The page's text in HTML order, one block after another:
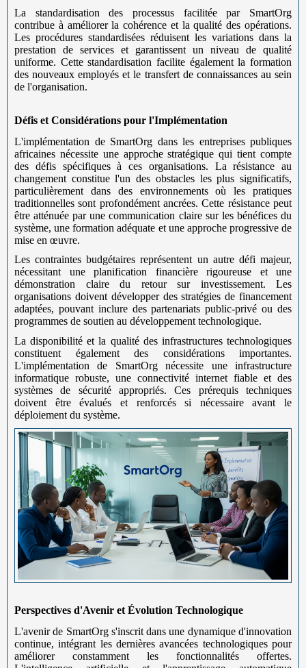
La standardisation des processus facilitée par SmartOrg
contribue à améliorer la cohérence et la qualité des opérations.
Les procédures standardisées réduisent les variations dans la
prestation de services et garantissent un niveau de qualité
uniforme. Cette standardisation facilite également la formation
des nouveaux employés et le transfert de connaissances au sein
de l'organisation.
Défis et Considérations pour l'Implémentation
L'implémentation de SmartOrg dans les entreprises publiques
africaines nécessite une approche stratégique qui tient compte
des défis spécifiques à ces organisations. La résistance au
changement constitue l'un des obstacles les plus significatifs,
particulièrement dans des environnements où les pratiques
traditionnelles sont profondément ancrées. Cette résistance peut
être atténuée par une communication claire sur les bénéfices du
système, une formation adéquate et une approche progressive de
mise en œuvre.
Les contraintes budgétaires représentent un autre défi majeur,
nécessitant une planification financière rigoureuse et une
démonstration claire du retour sur investissement. Les
organisations doivent développer des stratégies de financement
adaptées, pouvant inclure des partenariats public-privé ou des
programmes de soutien au développement technologique.
La disponibilité et la qualité des infrastructures technologiques
constituent également des considérations importantes.
L'implémentation de SmartOrg nécessite une infrastructure
informatique robuste, une connectivité internet fiable et des
systèmes de sécurité appropriés. Ces prérequis techniques
doivent être évalués et renforcés si nécessaire avant le
déploiement du système.
Perspectives d'Avenir et Évolution Technologique
L'avenir de SmartOrg s'inscrit dans une dynamique d'innovation
continue, intégrant les dernières avancées technologiques pour
améliorer constamment les fonctionnalités offertes.